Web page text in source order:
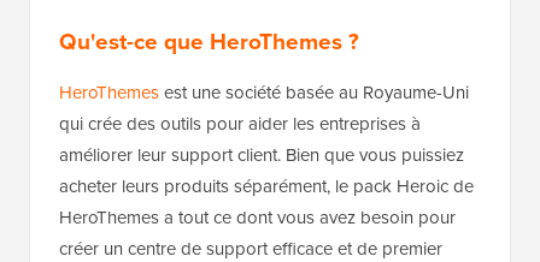
Qu'est-ce que HeroThemes ?
HeroThemesest une société basée au Royaume-Uni
qui crée des outils pour aider les entreprises à
améliorer leur support client. Bien que vous puissiez
acheter leurs produits séparément, le pack Heroic de
HeroThemes a tout ce dont vous avez besoin pour
créer un centre de support efficace et de premier